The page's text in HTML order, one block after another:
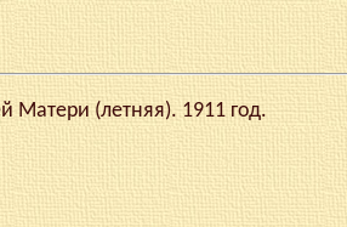
Матери (летняя). 1911 год.